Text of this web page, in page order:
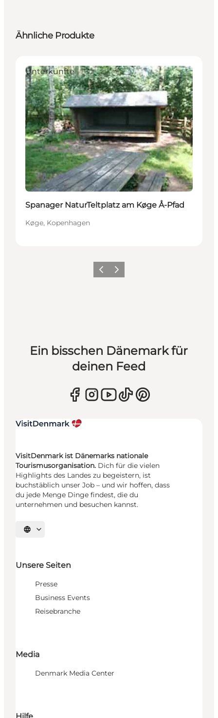
Ähnliche Produkte
Unterkünfte
Spanager NaturTeltplatz am Køge Å-Pfad
Køge, Kopenhagen
ZurückWeiter
Ein bisschen Dänemark für
deinen Feed
VisitDenmark ist Dänemarks nationale
Tourismusorganisation. Dich für die vielen
Highlights des Landes zu begeistern, ist
buchstäblich unser Job – und wir hoffen, dass
du jede Menge Dinge findest, die du
unternehmen und besuchen kannst.
Sprache auswählen
Unsere Seiten
Presse
Business Events
Reisebranche
Media
Denmark Media Center